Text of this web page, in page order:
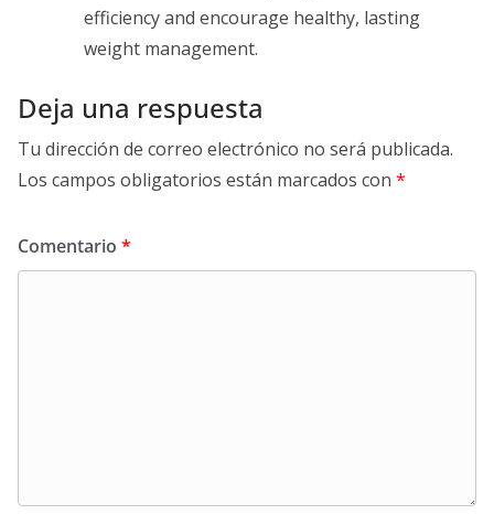
efficiency and encourage healthy, lasting
weight management.
Deja una respuesta
Tu dirección de correo electrónico no será publicada.
Los campos obligatorios están marcados con *
Comentario *